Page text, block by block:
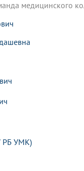
медицинского
РБ УМК)